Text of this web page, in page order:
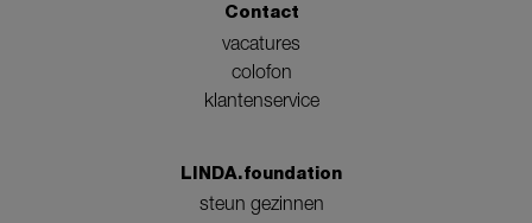
Contact
vacatures
colofon
klantenservice
LINDA.foundation
steun gezinnen